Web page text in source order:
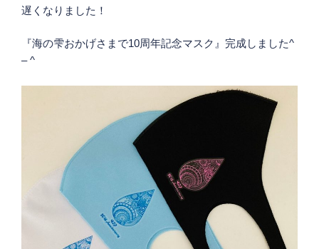
遅くなりました！
『海の雫おかげさまで10周年記念マスク』完成しました^
– ^